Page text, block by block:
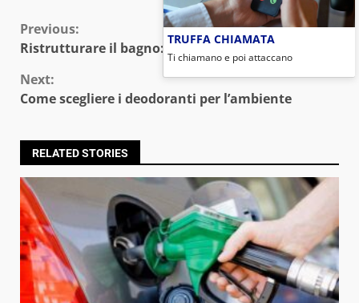
Continue
Previous:
Ristrutturare il bagno: i consigli utili
Next:
Come scegliere i deodoranti per l’ambiente
RELATED STORIES
TRUFFA CHIAMATA
Ti chiamano e poi attaccano